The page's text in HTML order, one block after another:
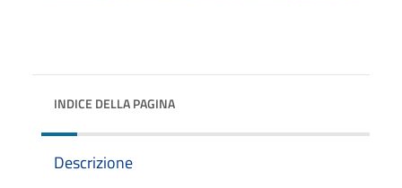
INDICE DELLA PAGINA
Descrizione